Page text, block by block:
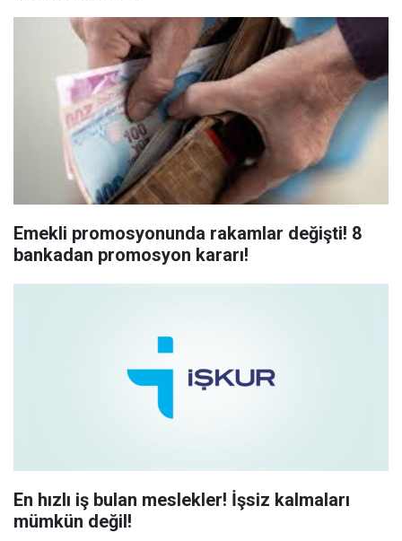
Emekli promosyonunda rakamlar değişti! 8
bankadan promosyon kararı!
En hızlı iş bulan meslekler! İşsiz kalmaları
mümkün değil!